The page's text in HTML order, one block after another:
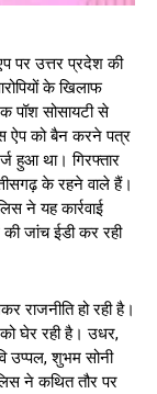
पर उत्तर प्रदेश की
के खिलाफ
पॉश सोसायटी से
ऐप को बैन करने पत्र
हुआ था। गिरफ्तार
के रहने वाले हैं।
ने यह कार्रवाई
जांच ईडी कर रही
राजनीति हो रही है।
घेर रही है। उधर,
उप्पल, शुभम सोनी
ने कथित तौर पर